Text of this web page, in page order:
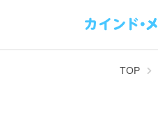
TOP